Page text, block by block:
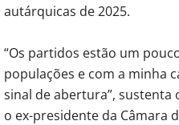
autárquicas de 2025.
“Os partidos estão um
populações e com a minha
sinal de abertura”, sustenta
o ex-presidente da Câmara